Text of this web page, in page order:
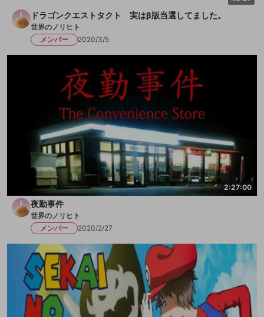
ドラゴンクエストタクト 実はβ版当選してました。
世界のノリヒト
メンバー
2020/3/5
2:27:00
夜勤事件
世界のノリヒト
メンバー
2020/2/27